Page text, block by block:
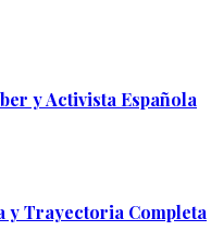
y Activista Española
y Trayectoria Completa